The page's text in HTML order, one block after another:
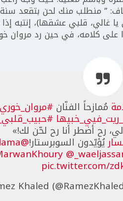
” منطلب منك لحن بتقعد سنة
غالي، قلبي عشقها)، إنتبه
على كلامه، في حين رد مروان
مُمازحاً الفنّان #مروان_خوري
لي، رح أضطر أنا رح لحّن لك!»
يُؤيّدون السوبرستار!@raghebalama
pic.twitter.com/